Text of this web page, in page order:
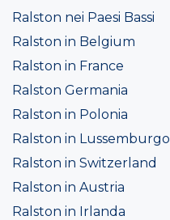
Ralston nei Paesi Bassi
Ralston in Belgium
Ralston in France
Ralston Germania
Ralston in Polonia
Ralston in Lussemburgo
Ralston in Switzerland
Ralston in Austria
Ralston in Irlanda